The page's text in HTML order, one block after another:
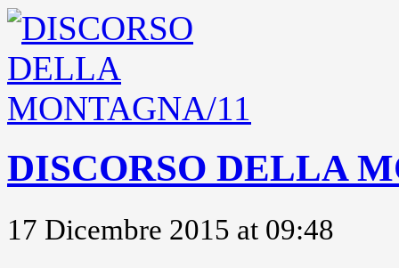
DISCORSO DELLA
17 Dicembre 2015 at 09:48